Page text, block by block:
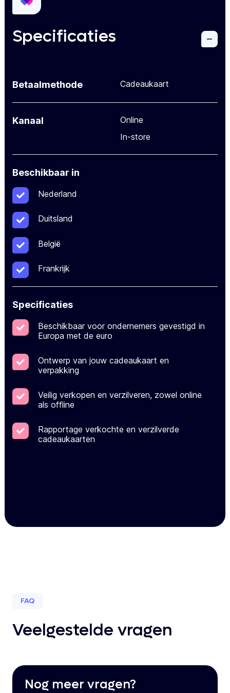
Specificaties
Betaalmethode Cadeaukaart
Kanaal
Online
In-store
Beschikbaar in
Nederland
Duitsland
België
Frankrijk
Specificaties
Beschikbaar voor ondernemers gevestigd in
Europa met de euro
Ontwerp van jouw cadeaukaart en
verpakking
Veilig verkopen en verzilveren, zowel online
als offline
Rapportage verkochte en verzilverde
cadeaukaarten
FAQ
Veelgestelde vragen
Nog meer vragen?